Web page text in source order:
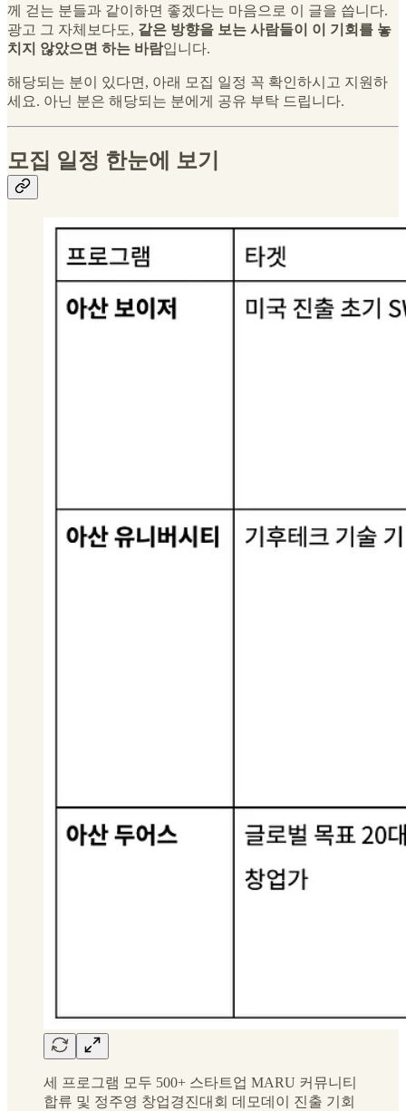
께 걷는 분들과 같이하면 좋겠다는 마음으로 이 글을 씁니다.
광고 그 자체보다도, 같은 방향을 보는 사람들이 이 기회를 놓
치지 않았으면 하는 바람입니다.
해당되는 분이 있다면, 아래 모집 일정 꼭 확인하시고 지원하
세요. 아닌 분은 해당되는 분에게 공유 부탁 드립니다.
모집 일정 한눈에 보기
세 프로그램 모두 500+ 스타트업 MARU 커뮤니티
합류 및 정주영 창업경진대회 데모데이 진출 기회